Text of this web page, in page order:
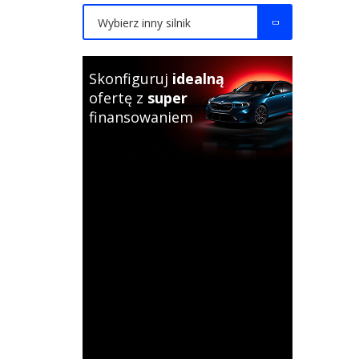
Wybierz inny silnik
Skonfiguruj idealną
ofertę z super
finansowaniem